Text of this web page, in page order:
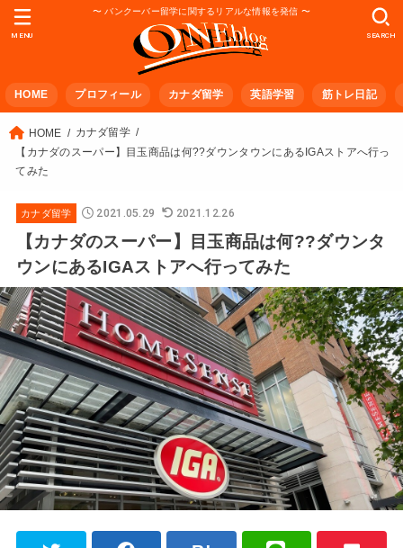
〜 バンクーバー留学に関するリアルな情報を発信 〜
HOME プロフィール カナダ留学 英語学習 筋トレ日記
SEARCH
MENU
HOME
カナダ留学
【カナダのスーパー】目玉商品は何??ダウンタウンにあるIGAストアへ行っ
てみた
カナダ留学 2021.05.29 2021.12.26
【カナダのスーパー】目玉商品は何??ダウンタ
ウンにあるIGAストアへ行ってみた